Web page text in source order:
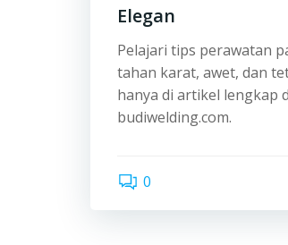
Elegan
Pelajari tips perawatan
tahan karat, awet, dan
hanya di artikel lengkap
budiwelding.com.
0